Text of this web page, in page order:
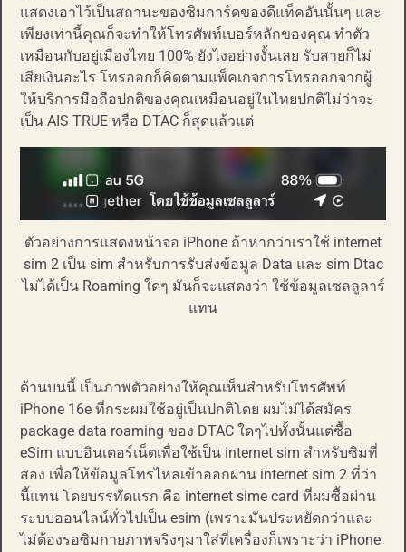
แสดงเอาไว้เป็นสถานะของซิมการ์ดของดีแท็คอันนั้นๆ และ
เพียงเท่านี้คุณก็จะทำให้โทรศัพท์เบอร์หลักของคุณ ทำตัว
เหมือนกับอยู่เมืองไทย 100% ยังไงอย่างงั้นเลย รับสายก็ไม่
เสียเงินอะไร โทรออกก็คิดตามแพ็คเกจการโทรออกจากผู้
ให้บริการมือถือปกติของคุณเหมือนอยู่ในไทยปกติไม่ว่าจะ
เป็น AIS TRUE หรือ DTAC ก็สุดแล้วแต่
ตัวอย่างการแสดงหน้าจอ iPhone ถ้าหากว่าเราใช้ internet
sim 2 เป็น sim สำหรับการรับส่งข้อมูล Data และ sim Dtac
ไม่ได้เป็น Roaming ใดๆ มันก็จะแสดงว่า ใช้ข้อมูลเซลลูลาร์
แทน
ด้านบนนี้ เป็นภาพตัวอย่างให้คุณเห็นสำหรับโทรศัพท์
iPhone 16e ที่กระผมใช้อยู่เป็นปกติโดย ผมไม่ได้สมัคร
package data roaming ของ DTAC ใดๆไปทั้งนั้นแต่ซื้อ
eSim แบบอินเตอร์เน็ตเพื่อใช้เป็น internet sim สำหรับซิมที่
สอง เพื่อให้ข้อมูลโทรไหลเข้าออกผ่าน internet sim 2 ที่ว่า
นี้แทน โดยบรรทัดแรก คือ internet sime card ที่ผมซื้อผ่าน
ระบบออนไลน์ทั่วไปเป็น esim (เพราะมันประหยัดกว่าและ
ไม่ต้องรอซิมกายภาพจริงๆมาใส่ที่เครื่องก็เพราะว่า iPhone